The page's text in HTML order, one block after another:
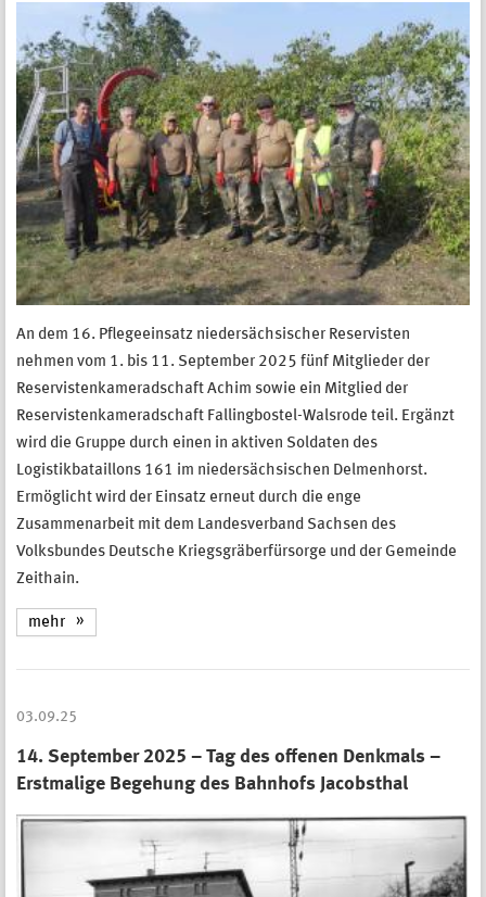
An dem 16. Pflegeeinsatz niedersächsischer Reservisten
nehmen vom 1. bis 11. September 2025 fünf Mitglieder der
Reservistenkameradschaft Achim sowie ein Mitglied der
Reservistenkameradschaft Fallingbostel-Walsrode teil. Ergänzt
wird die Gruppe durch einen in aktiven Soldaten des
Logistikbataillons 161 im niedersächsischen Delmenhorst.
Ermöglicht wird der Einsatz erneut durch die enge
Zusammenarbeit mit dem Landesverband Sachsen des
Volksbundes Deutsche Kriegsgräberfürsorge und der Gemeinde
Zeithain.
mehr
03.09.25
14. September 2025 – Tag des offenen Denkmals –
Erstmalige Begehung des Bahnhofs Jacobsthal